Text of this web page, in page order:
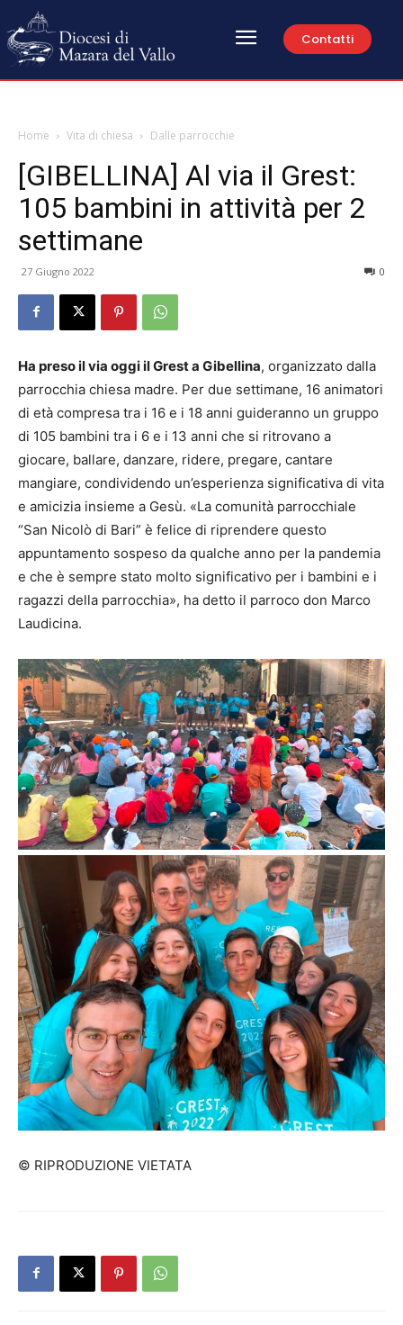
Contatti
Home Vita di chiesa Dalle parrocchie
[GIBELLINA] Al via il Grest:
105 bambini in attività per 2
settimane
27 Giugno 2022 0
Ha preso il via oggi il Grest a Gibellina, organizzato dalla
parrocchia chiesa madre. Per due settimane, 16 animatori
di età compresa tra i 16 e i 18 anni guideranno un gruppo
di 105 bambini tra i 6 e i 13 anni che si ritrovano a
giocare, ballare, danzare, ridere, pregare, cantare
mangiare, condividendo un’esperienza significativa di vita
e amicizia insieme a Gesù. «La comunità parrocchiale
“San Nicolò di Bari” è felice di riprendere questo
appuntamento sospeso da qualche anno per la pandemia
e che è sempre stato molto significativo per i bambini e i
ragazzi della parrocchia», ha detto il parroco don Marco
Laudicina.
© RIPRODUZIONE VIETATA